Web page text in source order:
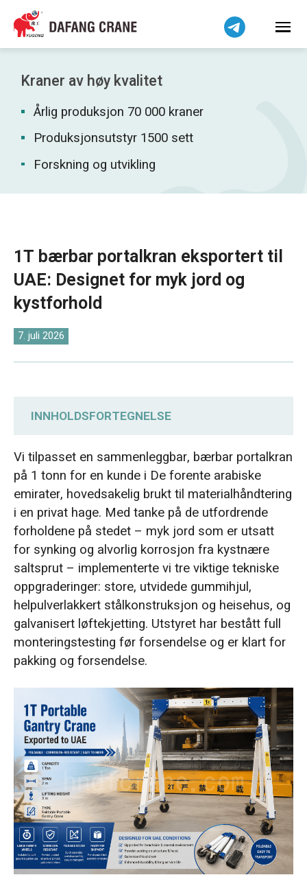
Kraner av høy kvalitet
Årlig produksjon 70 000 kraner
Produksjonsutstyr 1500 sett
Forskning og utvikling
1T bærbar portalkran eksportert til
UAE: Designet for myk jord og
kystforhold
7. juli 2026
INNHOLDSFORTEGNELSE
Anskaffelseskrav: Drift på mykt underlag og
beskyttelse mot kystkorrosjon
Tilpasset design av bærbar portalkran:
Brede gummihjul, antikorrosjonsbelegg og
galvanisert kjetting
Bredere gummihjul for mykt underlag
Tre korrosjonshindrende tiltak for kystmiljøer
Hvorfor ikke velge en løsning i rustfritt stål?
Bærbar portalkran fullførte fabrikktesting
Få din tilpassede løsning
Vi tilpasset en sammenleggbar, bærbar portalkran
på 1 tonn for en kunde i De forente arabiske
emirater, hovedsakelig brukt til materialhåndtering
i en privat hage. Med tanke på de utfordrende
forholdene på stedet – myk jord som er utsatt
for synking og alvorlig korrosjon fra kystnære
saltsprut – implementerte vi tre viktige tekniske
oppgraderinger: store, utvidede gummihjul,
helpulverlakkert stålkonstruksjon og heisehus, og
galvanisert løftekjetting. Utstyret har bestått full
monteringstesting før forsendelse og er klart for
pakking og forsendelse.
हिन्दी
Bahasa Indonesia
Bahasa Melayu
Tiếng Việt
বাংলা
فارسی
Pilipino
Беларуская мова
Kiswahili
Dansk
O‘zbekcha